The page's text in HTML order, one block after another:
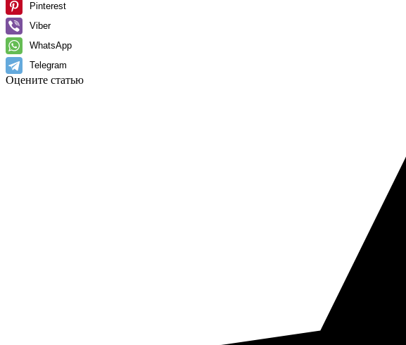
Pinterest
Viber
WhatsApp
Telegram
Оцените статью